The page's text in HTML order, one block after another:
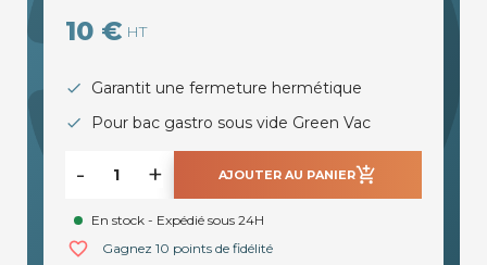
10 € HT
Garantit une fermeture hermétique
Pour bac gastro sous vide Green Vac
- + AJOUTER AU PANIERadd_shopping_cart
En stock - Expédié sous 24H
favorite_border Gagnez 10 points de fidélité